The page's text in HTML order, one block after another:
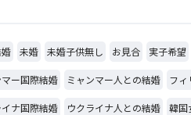
未婚 未婚子供無し お見合 実子希望
マー国際結婚 ミャンマー人との結婚 フィ
イナ国際結婚 ウクライナ人との結婚 韓国